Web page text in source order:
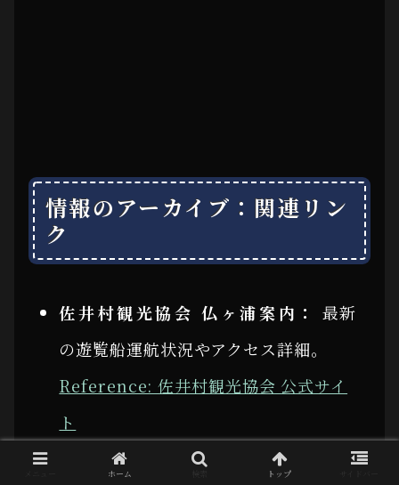
情報のアーカイブ：関連リン
ク
佐井村観光協会 仏ヶ浦案内：
最新
の遊覧船運航状況やアクセス詳細。
Reference: 佐井村観光協会 公式サイ
ト
青森県観光情報サイト「アプティ
ホーム トップ